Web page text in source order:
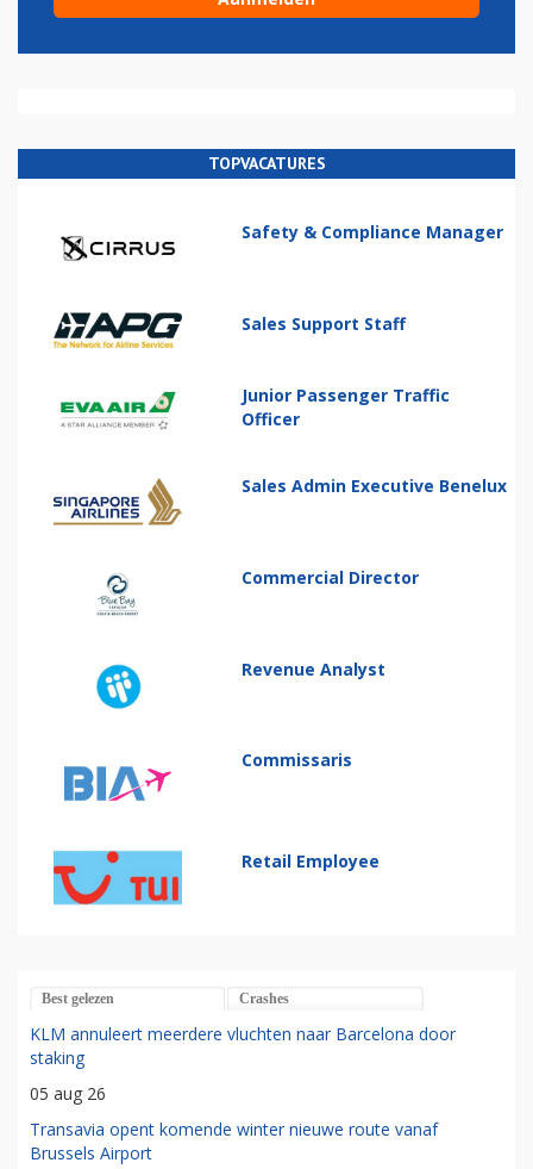
TOPVACATURES
Safety & Compliance Manager
Sales Support Staff
Junior Passenger Traffic
Officer
Sales Admin Executive Benelux
Commercial Director
Revenue Analyst
Commissaris
Retail Employee
Best gelezen Crashes
KLM annuleert meerdere vluchten naar Barcelona door
staking
05 aug 26
Transavia opent komende winter nieuwe route vanaf
Brussels Airport